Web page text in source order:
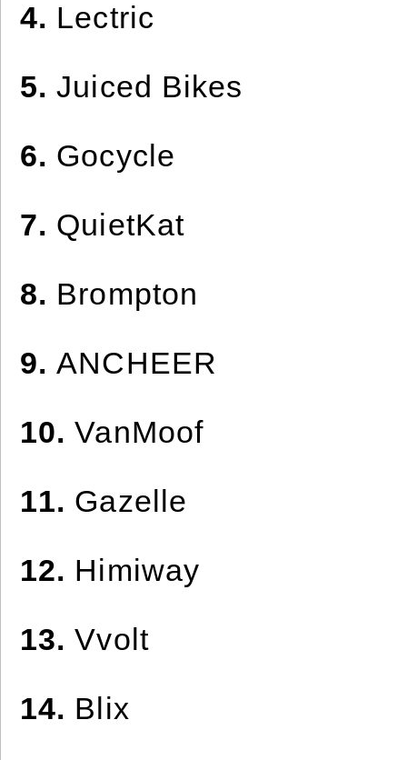
4. Lectric
5.Juiced Bikes
6. Gocycle
7. QuietKat
8. Brompton
9.ANCHEER
10.VanMoof
11. Gazelle
12. Himiway
13.Vvolt
14. Blix